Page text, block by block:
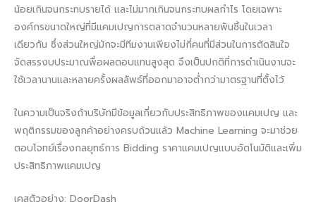
น้อยเกินจนกระทบรายได้ และไม่มากเกินจนกระทบผลกำไร โดยเฉพาะ
องค์กรขนาดใหญ่ที่มีแคมเปญการตลาดจำนวนหลายพันชิ้นในเวลา
เดียวกัน ซึ่งส่วนใหญ่มักจะมีทีมงานเพียงไม่กี่คนที่มีส่วนในการตัดสินใจ
จัดสรรงบประมาณพื่อผลตอบแทนสูงสุด จึงเป็นปกติที่การดำเนินงานจะ
ใช้เวลานานและหลายครั้งผลลัพธ์ที่ออกมาอาจต่ำกว่ามาตรฐานที่ตั้งไว้
ในความเป็นจริงถ้าบริษัทมีข้อมูลเกี่ยวกับประสิทธิภาพของแคมเปญ และ
พฤติกรรมของลูกค้าอย่างครบถ้วนแล้ว Machine Learning จะมาช่วย
ตอบโจทย์เรื่องกลยุทธ์การ Bidding ราคาแคมเปญแบบอัตโนมัติและเพิ่ม
ประสิทธิภาพแคมเปญ
เคสตัวอย่าง: DoorDash